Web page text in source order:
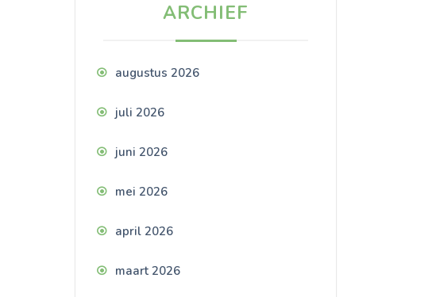
ARCHIEF
augustus 2026
juli 2026
juni 2026
mei 2026
april 2026
maart 2026